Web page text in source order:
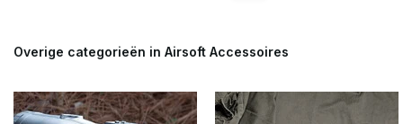
Overige categorieën in Airsoft Accessoires